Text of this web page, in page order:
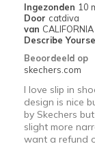
Width
Sizing
View On Shoes
Ingezonden 10
Door catdiva
van CALIFORNIA
Describe
Beoordeeld op
skechers.com
I love slip in
design is nice
by Skechers
slight more
want a refund